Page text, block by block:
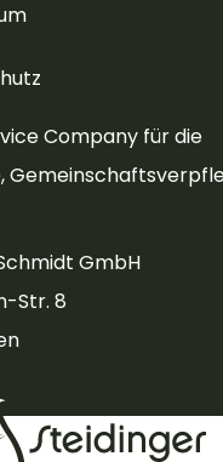
Company für die
GmbH
Str. 8